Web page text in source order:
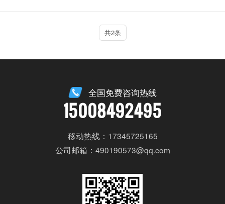
共2条
全国免费咨询热线
15008492495
移动热线：17345725165
公司邮箱：490190573@qq.com